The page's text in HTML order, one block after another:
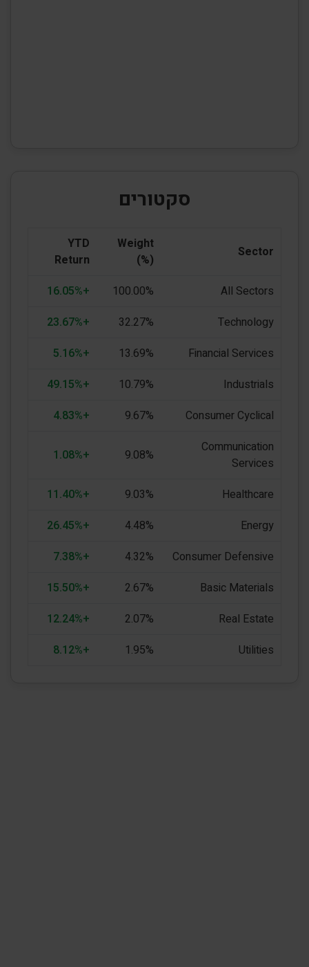
סקטורים
Sector
Weight
(%)
YTD
Return
All Sectors
100.00%
+16.05%
Technology
32.27%
+23.67%
Financial Services
13.69%
+5.16%
Industrials
10.79%
+49.15%
Consumer Cyclical
9.67%
+4.83%
Communication
Services
9.08%
+1.08%
Healthcare
9.03%
+11.40%
Energy
4.48%
+26.45%
Consumer Defensive
4.32%
+7.38%
Basic Materials
2.67%
+15.50%
Real Estate
2.07%
+12.24%
Utilities
1.95%
+8.12%